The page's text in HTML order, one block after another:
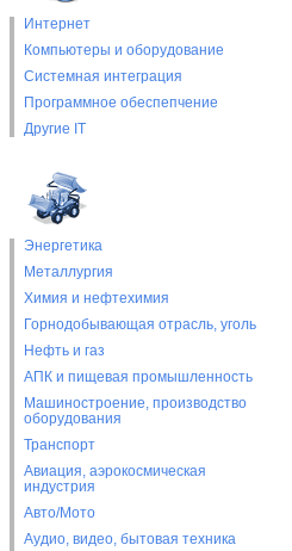
Интернет
Компьютеры и оборудование
Системная интеграция
Программное обеспепчение
Другие IT
Энергетика
Металлургия
Химия и нефтехимия
Горнодобывающая отрасль, уголь
Нефть и газ
АПК и пищевая промышленность
Машиностроение, производство
оборудования
Транспорт
Авиация, аэрокосмическая
индустрия
Авто/Мото
Аудио, видео, бытовая техника